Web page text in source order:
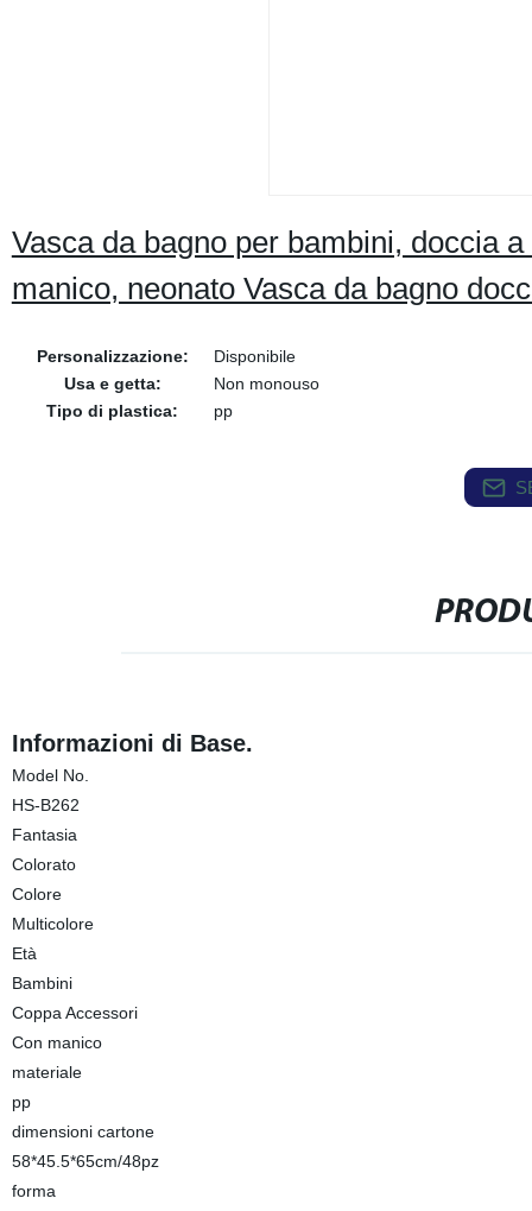
Vasca da bagno per bambini, doccia
manico, neonato Vasca da bagno
Personalizzazione:
Disponibile
Usa e getta:
Non monouso
Tipo di plastica:
pp
Informazioni di Base.
Model No.
HS-B262
Fantasia
Colorato
Colore
Multicolore
Età
Bambini
Coppa Accessori
Con manico
materiale
pp
dimensioni cartone
58*45.5*65cm/48pz
forma